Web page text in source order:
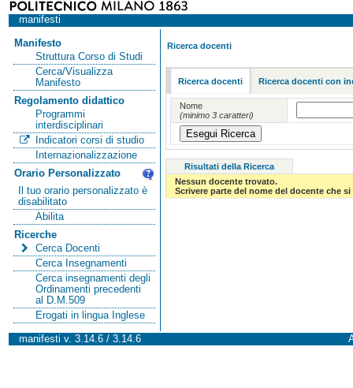
manifesti
Manifesto
Struttura Corso di Studi
Cerca/Visualizza
Manifesto
Regolamento didattico
Programmi
interdisciplinari
Indicatori corsi di studio
Internazionalizzazione
Orario Personalizzato
Il tuo orario personalizzato è
disabilitato
Abilita
Ricerche
Cerca Docenti
Cerca Insegnamenti
Cerca insegnamenti degli
Ordinamenti precedenti
al D.M.509
Erogati in lingua Inglese
Ricerca docenti
Ricerca docenti Ricerca docenti con
Nome
(minimo 3 caratteri)
Risultati della Ricerca
Nessun docente trovato.
Scrivere parte del nome del docente che
manifesti v. 3.14.6 / 3.14.6